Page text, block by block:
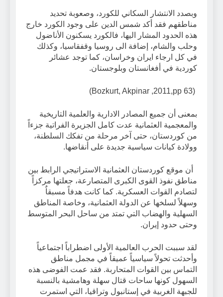
وبصدد الانتشار السكاني للكورد، وصعوبة تحديد
مناطقهم فقد أكد شمس الدين على وجود الكورد خارج
هذه الحدود المشار اليها، فالكورد يسكنون الأناضول
وحلب والشام، إضافة الى روسيا وقفقاسيا، وكذلك
في كل ارجاء ايران وخراسان، كما توجد عشائر
كوردية في أفغانستان وبلوجستان.
(Bozkurt, Akpinar ,2011,pp 63)
بمعنى أن جميع المصادر الادارية والعلمية التاريخية
والمعجمية العثمانية عدت كامل الجزيرة الفراتية جزءاً
من كوردستان، حتى آخر مرحلة من تفكك السلطنة،
وولادة كيانات سياسية جديدة على أنقاضها.
أن موقع كوردستان العثمانية الاستراتيجي الرابط بين
مناطق نفوذ القوى الكبرى المتصارعة، جعلتها مركزاً
لتصادم القوات العسكرية. كما كانت هدفاً مسبقاٌ
وسهلاً لسلخها عن الدولة العثمانية، وخاصة المناطق
السهلية والهضاب التي تمتد من ساحل البحر المتوسط
وحتى حدود إيران.
لقد سببت الحرب العالمية الأولى اضطراباً اجتماعياً
وأحدثت تحولاً سياسياً عميقاً في مجمل مناطق
التماس بين القوات المتحاربة. فقد عمت الفوضى هذه
السهول كونها ساحات قتال سهلة وهامشية بالنسبة
للجبهة الغربية في إستانبول وتراقيا، التي استمرت